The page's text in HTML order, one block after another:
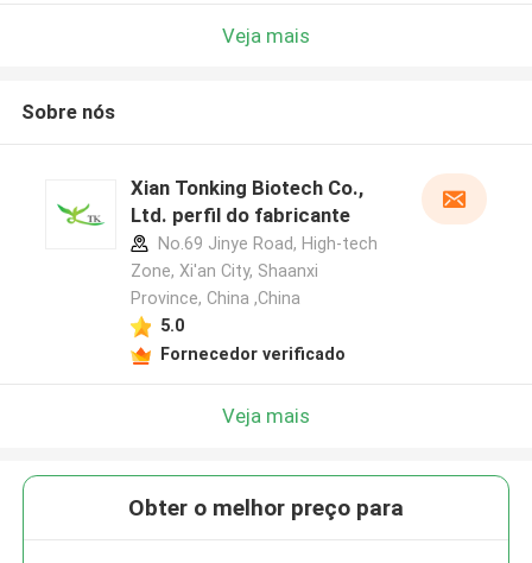
Veja mais
Sobre nós
Xian Tonking Biotech Co.,
Ltd. perfil do fabricante
No.69 Jinye Road, High-tech
Zone, Xi'an City, Shaanxi
Province, China ,China
5.0
Fornecedor verificado
Veja mais
Obter o melhor preço para